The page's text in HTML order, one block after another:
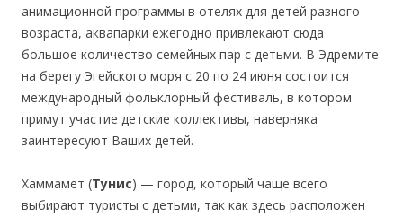
анимационной программы в отелях для детей разного
возраста, аквапарки ежегодно привлекают сюда
большое количество семейных пар с детьми. В Эдремите
на берегу Эгейского моря с 20 по 24 июня состоится
международный фольклорный фестиваль, в котором
примут участие детские коллективы, наверняка
заинтересуют Ваших детей.
Хаммамет (Тунис) — город, который чаще всего
выбирают туристы с детьми, так как здесь расположен